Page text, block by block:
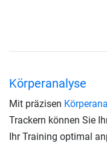
Körperanalyse
Mit präzisen
Trackern können Sie
Ihr Training optimal